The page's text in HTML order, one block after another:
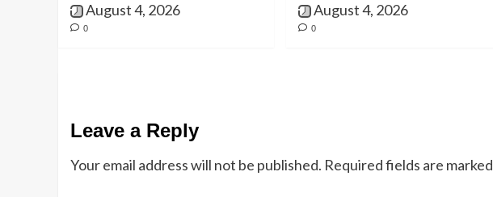
August 4, 2026
0
August 4, 2026
0
Leave a Reply
Your email address will not be published. Required fields are marked